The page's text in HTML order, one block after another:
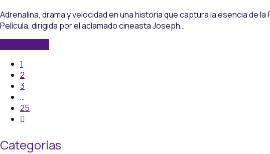
Adrenalina, drama y velocidad en una historia que captura la esencia de
Película, dirigida por el aclamado cineasta Joseph…
1
2
3
…
25
Categorías